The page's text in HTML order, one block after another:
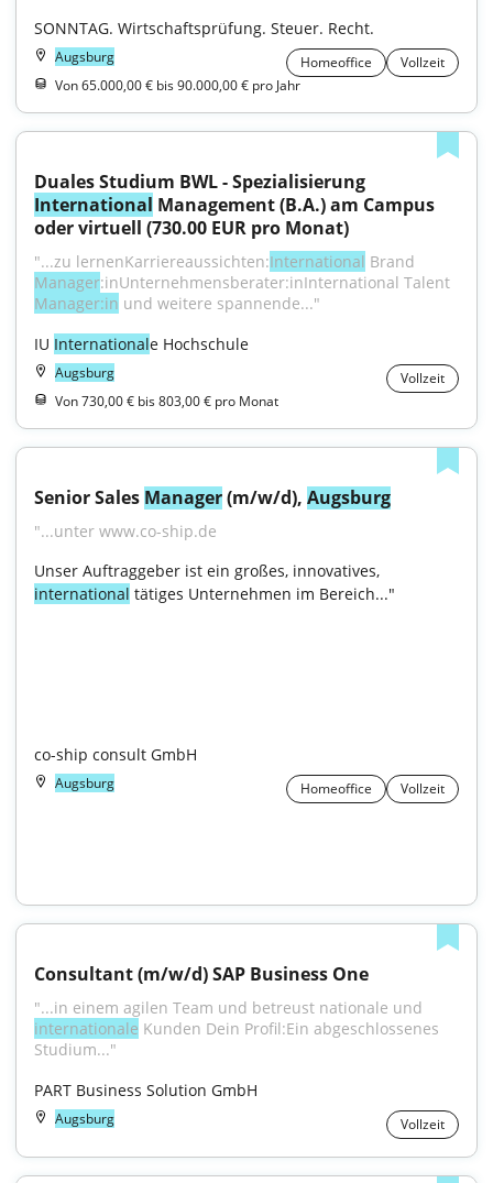
SONNTAG. Wirtschaftsprüfung. Steuer. Recht.
Augsburg Homeoffice
Vollzeit
Von 65.000,00 € bis 90.000,00 € pro Jahr
International Management (B.A.) am Campus
oder virtuell (730.00 EUR pro Monat)
"...zu lernenKarriereaussichten:International
Manager
Manager:in und weitere spannende..."
IU Internationale Hochschule
Augsburg
Vollzeit
Von 730,00 € bis 803,00 € pro Monat
Senior Sales Manager (m/w/d), Augsburg
"...unter www.co-ship.de
international tätiges Unternehmen im Bereich..."
co-ship consult GmbH
Augsburg Homeoffice Vollzeit
Consultant (m/w/d) SAP Business One
internationale Kunden Dein Profil:Ein abgeschlossenes
Studium..."
PART Business Solution GmbH
Augsburg Vollzeit